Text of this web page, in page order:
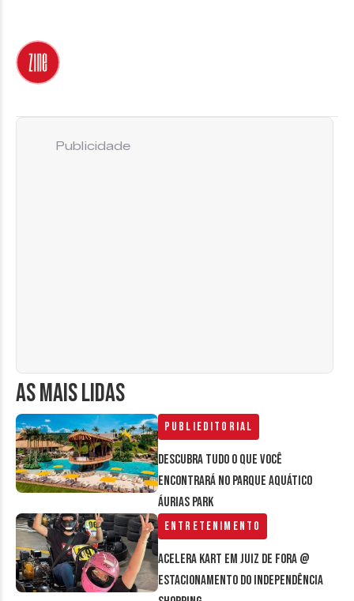
AS MAIS LIDAS
Publieditorial
Descubra tudo o que você
encontrará no parque aquático
Áurias Park
Entretenimento
Acelera Kart em Juiz de Fora @
estacionamento do Independência
Publicidade